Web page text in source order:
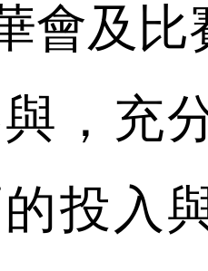
會及比
，充
投入